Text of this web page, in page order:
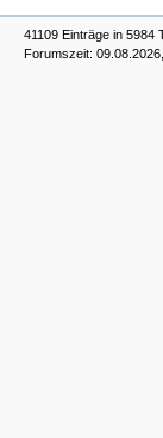
41109 Einträge in 5984
Forumszeit: